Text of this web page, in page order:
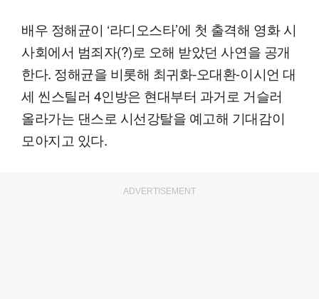
배우 정해균이 ‘라디오스타’에 첫 출격해 영화 시
사회에서 범죄자(?)로 오해 받았던 사연을 공개
한다. 정해균을 비롯해 최귀화-오대환-이시언 대
세 씬스틸러 4인방은 현대부터 과거로 거슬러
올라가는 댄스로 시선강탈을 예고해 기대감이
모아지고 있다.
ADVERTISEMENT